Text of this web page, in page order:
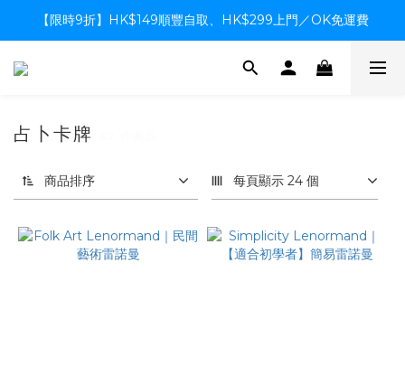
【限時9折】HK$149順豐自取、HK$299上門／OK免運費
【限時9折】HK$149順豐自取、HK$299上門／OK免運費
支付系統升級中，暫停信用卡支付至8月中，造成不便感謝諒解
占卜卡牌
商品排序 每頁顯示 24 個